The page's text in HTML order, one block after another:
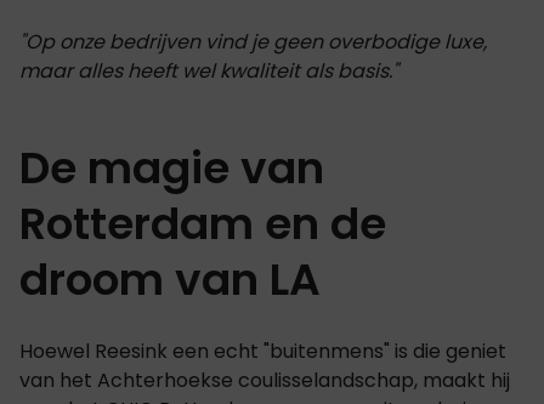
"Op onze bedrijven vind je geen overbodige luxe,
maar alles heeft wel kwaliteit als basis."
De magie van
Rotterdam en de
droom van LA
Hoewel Reesink een echt "buitenmens" is die geniet
van het Achterhoekse coulisselandschap, maakt hij